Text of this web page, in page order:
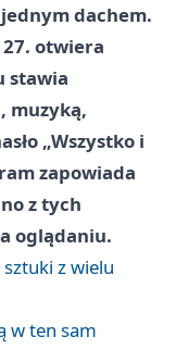
dachem.
27. otwiera
stawia
muzyką,
„Wszystko i
zapowiada
z tych
oglądaniu.
z wielu
w ten sam